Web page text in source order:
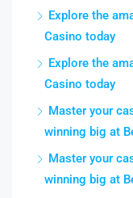
Explore the
Casino today
Explore the
Casino today
Master your
winning big at
Master your
winning big at